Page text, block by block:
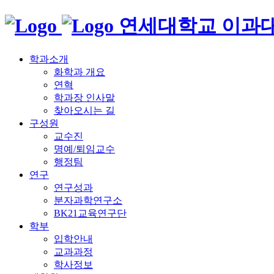
연세대학교 이과
학과소개
화학과 개요
연혁
학과장 인사말
찾아오시는 길
구성원
교수진
명예/퇴임교수
행정팀
연구
연구성과
분자과학연구소
BK21교육연구단
학부
입학안내
교과과정
학사정보